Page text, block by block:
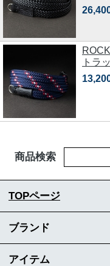
トラ
商品検索
TOPページ
ブランド
アイテム